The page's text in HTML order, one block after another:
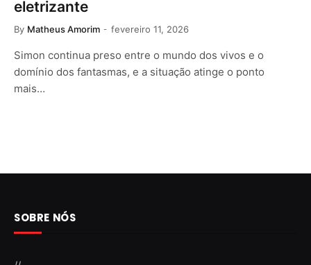
eletrizante
By Matheus Amorim fevereiro 11, 2026
Simon continua preso entre o mundo dos vivos e o
domínio dos fantasmas, e a situação atinge o ponto
mais…
SOBRE NÓS